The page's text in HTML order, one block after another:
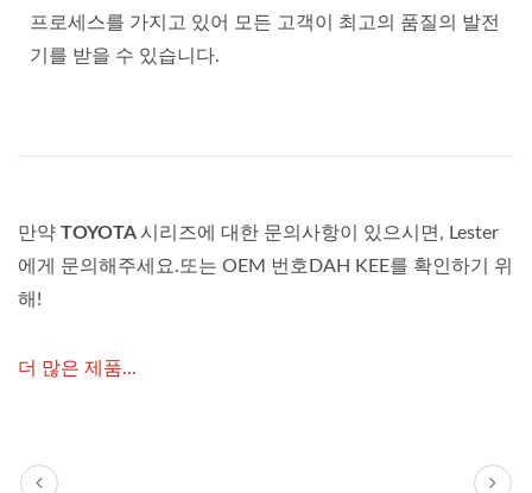
프로세스를 가지고 있어 모든 고객이 최고의 품질의 발전
기를 받을 수 있습니다.
만약 TOYOTA시리즈에 대한 문의사항이 있으시면, Lester
에게 문의해주세요.또는 OEM 번호DAH KEE를 확인하기 위
해!
더 많은 제품...